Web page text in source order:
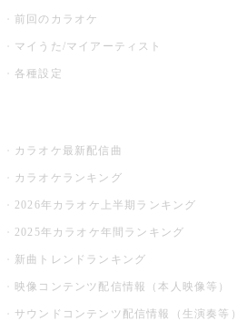
前回のカラオケ
マイうた/マイアーティスト
各種設定
カラオケ最新配信曲
カラオケランキング
2026年カラオケ上半期ランキング
2025年カラオケ年間ランキング
新曲トレンドランキング
映像コンテンツ配信情報（本人映像等）
サウンドコンテンツ配信情報（生演奏等）